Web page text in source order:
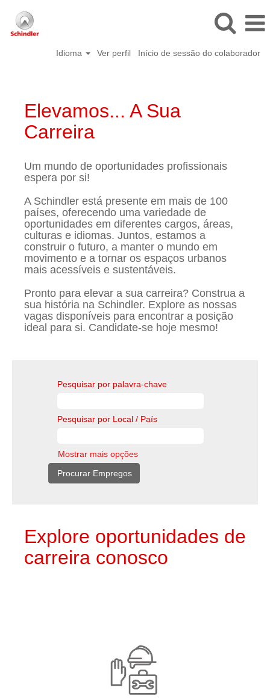
Idioma Ver perfil Início de sessão do colaborador
Elevamos... A Sua
Carreira
Um mundo de oportunidades profissionais
espera por si!
A Schindler está presente em mais de 100
países, oferecendo uma variedade de
oportunidades em diferentes cargos, áreas,
culturas e idiomas. Juntos, estamos a
construir o futuro, a manter o mundo em
movimento e a tornar os espaços urbanos
mais acessíveis e sustentáveis.
Pronto para elevar a sua carreira? Construa a
sua história na Schindler. Explore as nossas
vagas disponíveis para encontrar a posição
ideal para si. Candidate-se hoje mesmo!
Pesquisar por palavra-chave
Pesquisar por Local / País
Mostrar mais opções
Explore oportunidades de
carreira conosco